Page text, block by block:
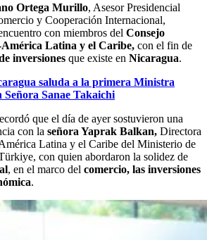
Ortega Murillo, Asesor Presidencial
y Cooperación Internacional,
con miembros del Consejo
Latina y el Caribe, con el fin de
inversiones que existe en Nicaragua.
saluda a la primera Ministra
Sanae Takaichi
que el día de ayer sostuvieron una
con la señora Yaprak Balkan, Directora
Latina y el Caribe del Ministerio de
con quien abordaron la solidez de
, en el marco del comercio, las inversiones
.